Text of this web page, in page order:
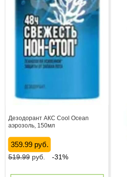
Дезодорант АКС Cool Ocean
аэрозоль, 150мл
359.99 руб.
519.99руб. -31%